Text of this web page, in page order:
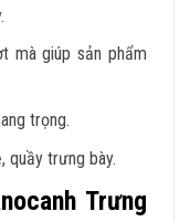
mà giúp sản phẩm
trọng.
quầy trưng bày.
Trưng